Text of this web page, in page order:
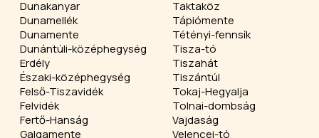
Dunakanyar
Dunamellék
Dunamente
Dunántúli-középhegység
Erdély
Északi-középhegység
Felső-Tiszavidék
Felvidék
Fertő-Hanság
Galgamente
Taktaköz
Tápiómente
Tétényi-fennsík
Tisza-tó
Tiszahát
Tiszántúl
Tokaj-Hegyalja
Tolnai-dombság
Vajdaság
Velencei-tó